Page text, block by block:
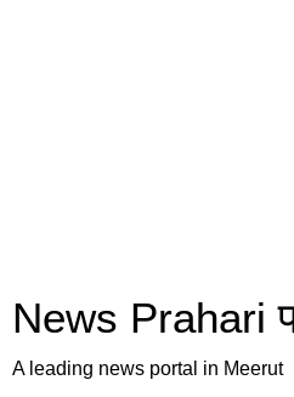
News Prahari
A leading news portal in Meerut